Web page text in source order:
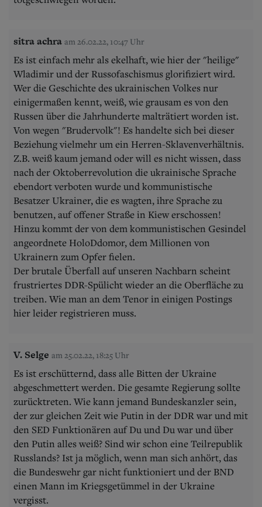
sitra achra am 26.02.22, 10:47 Uhr
Es ist einfach mehr als ekelhaft, wie hier der "heilige"
Wladimir und der Russofaschismus glorifiziert wird.
Wer die Geschichte des ukrainischen Volkes nur
einigermaßen kennt, weiß, wie grausam es von den
Russen über die Jahrhunderte malträtiert worden ist.
Von wegen "Brudervolk"! Es handelte sich bei dieser
Beziehung vielmehr um ein Herren-Sklavenverhältnis.
Z.B. weiß kaum jemand oder will es nicht wissen, dass
nach der Oktoberrevolution die ukrainische Sprache
ebendort verboten wurde und kommunistische
Besatzer Ukrainer, die es wagten, ihre Sprache zu
benutzen, auf offener Straße in Kiew erschossen!
Hinzu kommt der von dem kommunistischen Gesindel
angeordnete HoloDdomor, dem Millionen von
Ukrainern zum Opfer fielen.
Der brutale Überfall auf unseren Nachbarn scheint
frustriertes DDR-Spülicht wieder an die Oberfläche zu
treiben. Wie man an dem Tenor in einigen Postings
hier leider registrieren muss.
V. Selge am 25.02.22, 18:25 Uhr
Es ist erschütternd, dass alle Bitten der Ukraine
abgeschmettert werden. Die gesamte Regierung sollte
zurücktreten. Wie kann jemand Bundeskanzler sein,
der zur gleichen Zeit wie Putin in der DDR war und mit
den SED Funktionären auf Du und Du war und über
den Putin alles weiß? Sind wir schon eine Teilrepublik
Russlands? Ist ja möglich, wenn man sich anhört, das
die Bundeswehr gar nicht funktioniert und der BND
einen Mann im Kriegsgetümmel in der Ukraine
vergisst.